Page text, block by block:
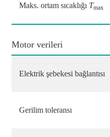
Maks. ortam sıcaklığı Tmax
Motor verileri
Elektrik şebekesi bağlantısı
Gerilim toleransı